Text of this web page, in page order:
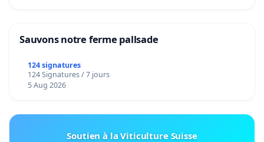
Sauvons notre ferme pallsade
124 signatures
124 Signatures / 7 jours
5 Aug 2026
Soutien à la Viticulture Suisse